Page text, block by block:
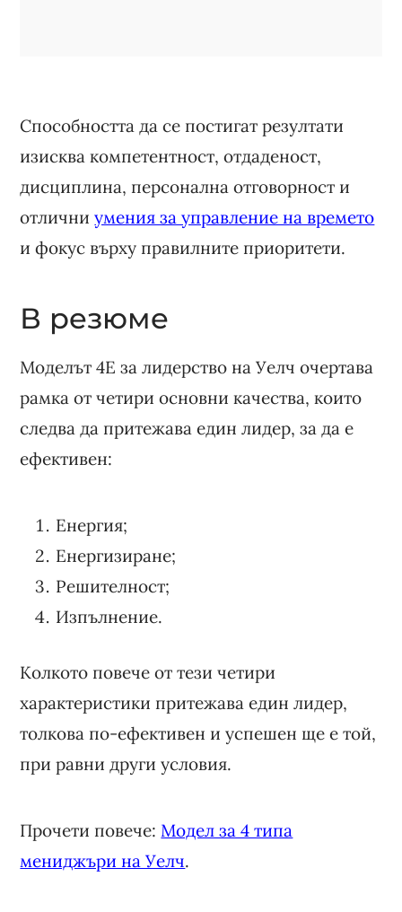
Способността да се постигат резултати
изисква компетентност, отдаденост,
дисциплина, персонална отговорност и
отличниумения за управление на времето
и фокус върху правилните приоритети.
В резюме
Моделът 4E за лидерство на Уелч очертава
рамка от четири основни качества, които
следва да притежава един лидер, за да е
ефективен:
Енергия;
Енергизиране;
Решителност;
Изпълнение.
Колкото повече от тези четири
характеристики притежава един лидер,
толкова по-ефективен и успешен ще е той,
при равни други условия.
Прочети повече:Модел за 4 типа
мениджъри на Уелч.